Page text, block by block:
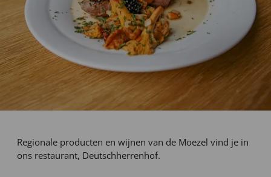
Regionale producten en wijnen van de Moezel vind je in
ons restaurant, Deutschherrenhof.